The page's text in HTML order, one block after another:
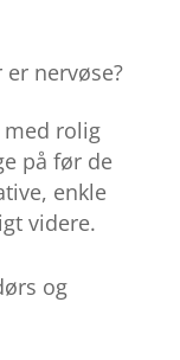
nervøse?
med rolig
på før de
enkle
videre.
og